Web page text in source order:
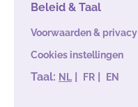
Beleid & Taal
Voorwaarden & privacy
Cookies instellingen
Taal: NL | FR | EN